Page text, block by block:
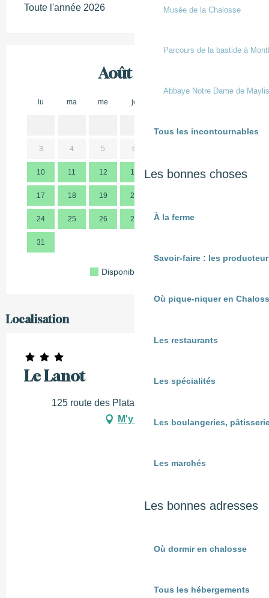
Musée de la Chalosse
Parcours de la bastide à
Abbaye Notre Dame de Maylis
Tous les incontournables
Les bonnes choses
À la ferme
Savoir-faire : les
Où pique-niquer en
Les restaurants
Les spécialités
Les boulangeries,
Les marchés
Les bonnes adresses
Où dormir en chalosse
Tous les hébergements
Toute l'année 2026
Août 2026
lu ma me je
3 4 5 6
10 11 12 13 14 15 16
17 18 19 20
24 25 26 27 28 29
31
Disponible
Localisation
Le Lanot
125 route des Platanes, 40380 Cassen
M'y rendre